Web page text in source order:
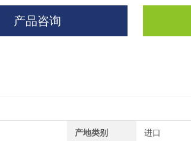
产品咨询
产地类别 进口